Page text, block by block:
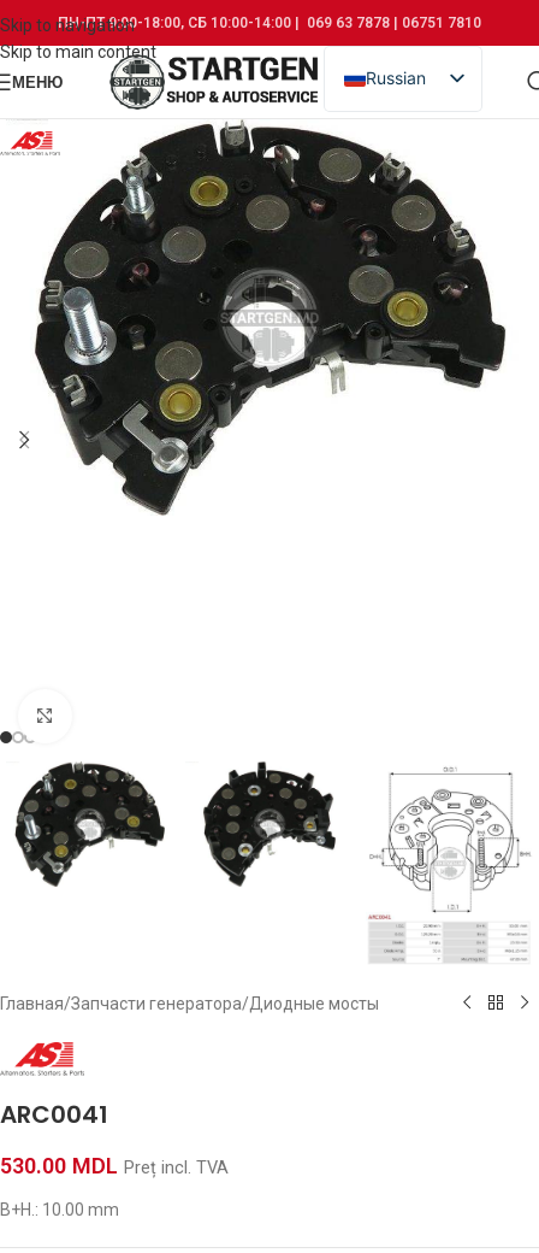
Skip to navigation
Skip to main content
ПН-ПТ 9:00-18:00, СБ 10:00-14:00 | 069 63 7878 | 06751 7810
МЕНЮ
Russian
Romanian
Главная/Запчасти генератора/Диодные мосты
ARC0041
530.00 MDL Preț incl. TVA
B+H.: 10.00 mm